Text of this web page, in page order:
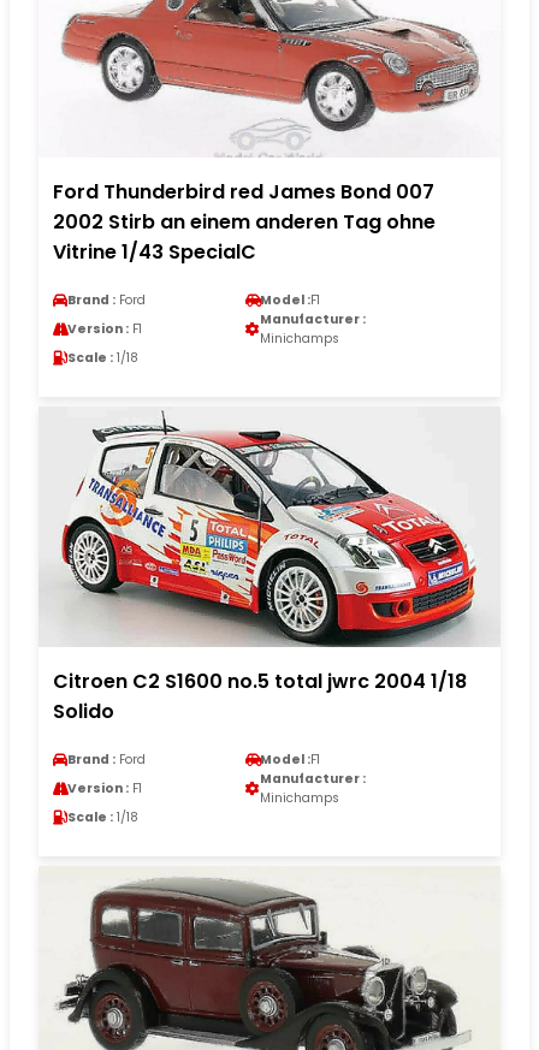
Ford Thunderbird red James Bond 007
2002 Stirb an einem anderen Tag ohne
Vitrine 1/43 SpecialC
Brand : Ford Model :F1
Version : F1
Manufacturer :
Minichamps
Scale : 1/18
Citroen C2 S1600 no.5 total jwrc 2004 1/18
Solido
Brand : Ford Model :F1
Version : F1
Manufacturer :
Minichamps
Scale : 1/18